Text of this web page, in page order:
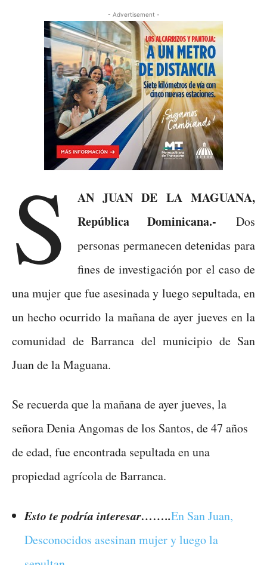
- Advertisement -
S
AN JUAN DE LA MAGUANA,
República Dominicana.- Dos
personas permanecen detenidas para
fines de investigación por el caso de
una mujer que fue asesinada y luego sepultada, en
un hecho ocurrido la mañana de ayer jueves en la
comunidad de Barranca del municipio de San
Juan de la Maguana.
Se recuerda que la mañana de ayer jueves, la
señora Denia Angomas de los Santos, de 47 años
de edad, fue encontrada sepultada en una
propiedad agrícola de Barranca.
Esto te podría interesar……..En San Juan,
Desconocidos asesinan mujer y luego la